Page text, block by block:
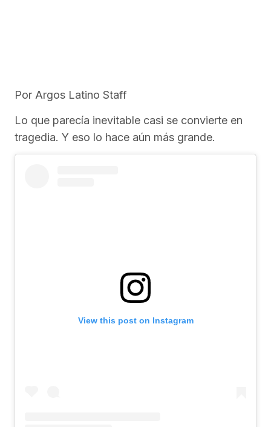
Por Argos Latino Staff
Lo que parecía inevitable casi se convierte en
tragedia. Y eso lo hace aún más grande.
View this post on Instagram